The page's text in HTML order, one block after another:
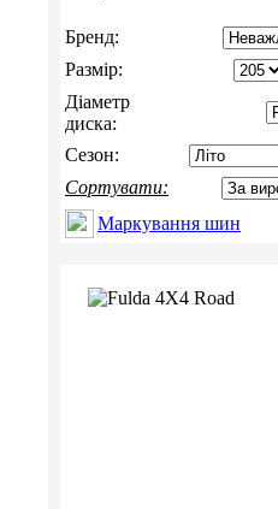
Бренд:
Размір:
Діаметр
диска:
Сезон:
Сортувати:
Маркування шин